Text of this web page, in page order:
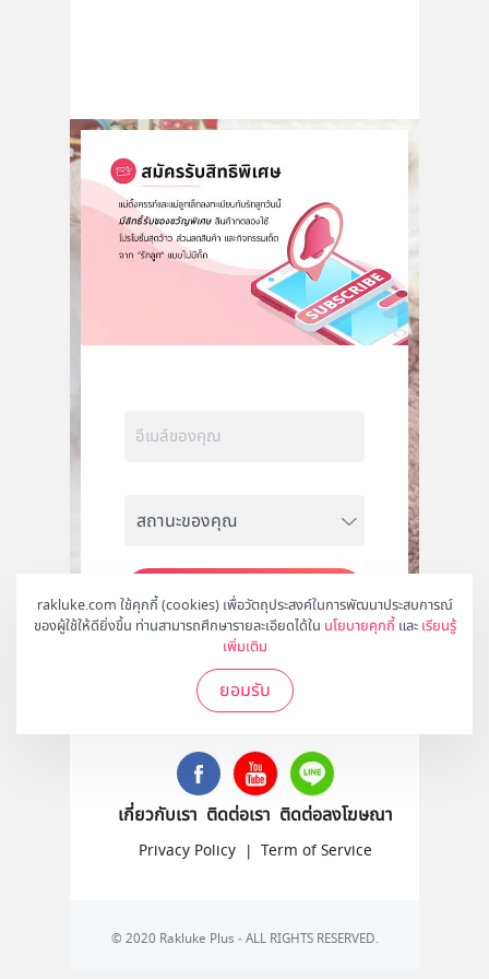
rakluke.com ใช้คุกกี้ (cookies) เพื่อวัตถุประสงค์ในการพัฒนาประสบการณ์
ของผู้ใช้ให้ดียิ่งขึ้น ท่านสามารถศึกษารายละเอียดได้ใน นโยบายคุกกี้ และ เรียนรู้
เพิ่มเติม
ยอมรับ
สมัคร
ติดตามเราได้ที่
เกี่ยวกับเรา ติดต่อเรา ติดต่อลงโฆษณา
Privacy Policy | Term of Service
© 2020 Rakluke Plus - ALL RIGHTS RESERVED.